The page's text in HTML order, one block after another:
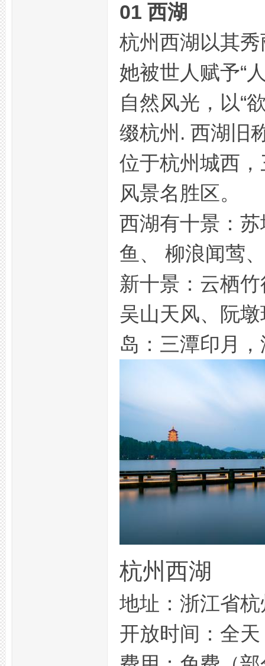
01 西湖
杭州西湖以其
她被世人赋予“
自然风光，以“
缀杭州. 西湖旧
位于杭州城西
风景名胜区。
西湖有十景：
鱼、 柳浪闻莺
新十景：云栖
吴山天风、阮
岛：三潭印月
杭州西湖
地址：浙江省
开放时间：全天